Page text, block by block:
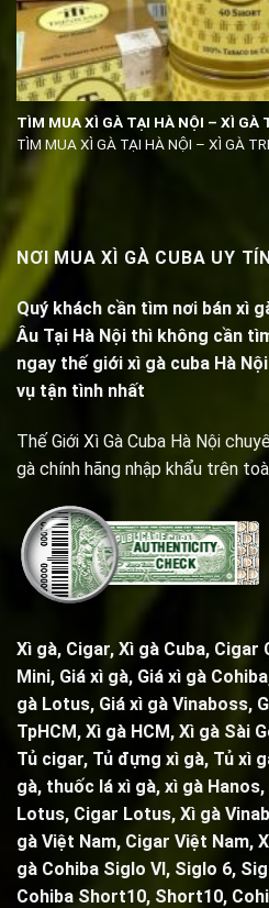
TÌM MUA XÌ GÀ TẠI HÀ NỘI – XÌ GÀ
TÌM MUA XÌ GÀ TẠI HÀ NỘI – XÌ GÀ
NƠI MUA XÌ GÀ CUBA UY
Quý khách cần tìm nơi bán xì
Âu Tại Hà Nội thì không cần
ngay thế giới xì gà cuba Hà
vụ tận tình nhất
Thế Giới Xì Gà Cuba Hà Nội
gà chính hãng nhập khẩu trên
Xì gà, Cigar, Xì gà Cuba, Cigar
Mini, Giá xì gà, Giá xì gà Cohiba
gà Lotus, Giá xì gà Vinaboss,
TpHCM, Xì gà HCM, Xì gà Sài
Tủ cigar, Tủ đựng xì gà, Tủ xì
gà, thuốc lá xì gà, xì gà
Lotus, Cigar Lotus, Xì gà
gà Việt Nam, Cigar Việt Nam,
gà Cohiba Siglo VI, Siglo 6,
Cohiba Short10, Short10,